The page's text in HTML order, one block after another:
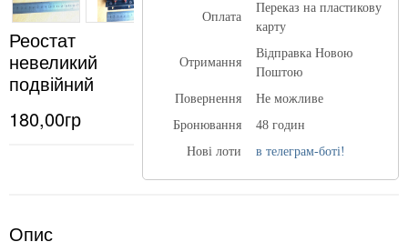
Реостат
невеликий
подвійний
180,00гр
Оплата
Переказ на пластикову
карту
Отримання
Відправка Новою
Поштою
Повернення
Не можливе
Бронювання
48 годин
Нові лоти
в телеграм-боті!
Опис